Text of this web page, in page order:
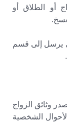
أو الطلاق أو
يرسل إلى قسم
القانون تصدر وثائق الزواج
الشخصية